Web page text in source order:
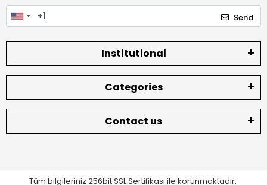
Send
Institutional
Categories
Contact us
Tüm bilgileriniz 256bit SSL Sertifikası ile korunmaktadır.